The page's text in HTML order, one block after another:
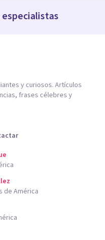
y curiosos. Artículos
frases célebres y
de América